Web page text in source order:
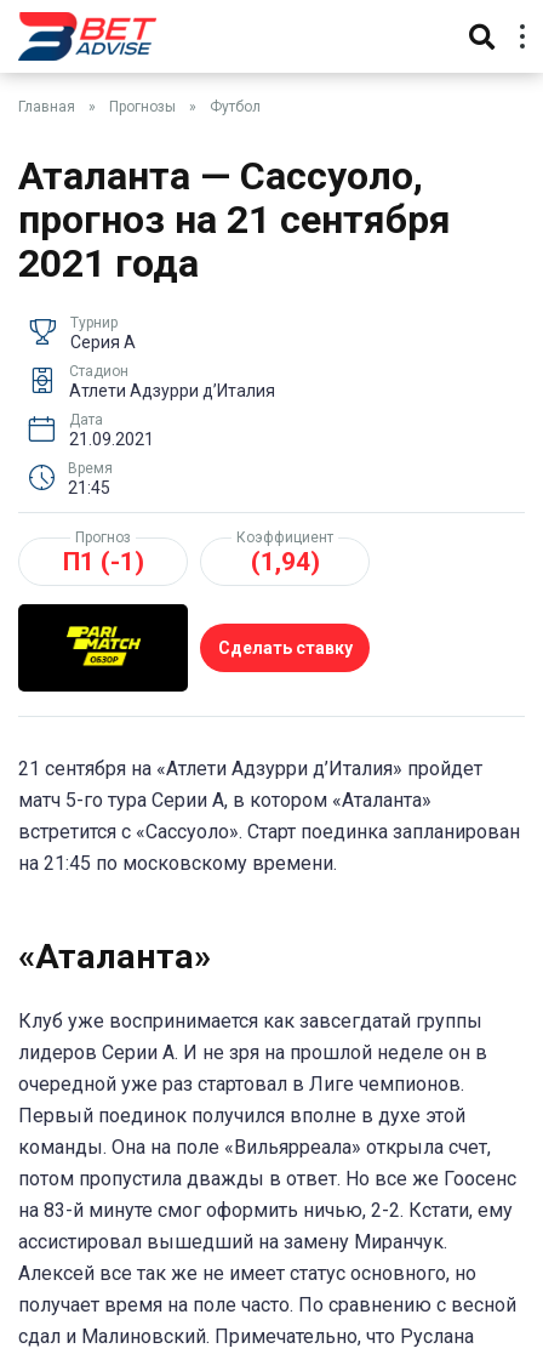
Главная » Прогнозы » Футбол
Аталанта — Сассуоло,
прогноз на 21 сентября
2021 года
Турнир
Серия А
Стадион
Атлети Адзурри д’Италия
Дата
21.09.2021
Время
21:45
Прогноз
П1 (-1)
Коэффициент
(1,94)
Сделать ставку
21 сентября на «Атлети Адзурри д’Италия» пройдет
матч 5-го тура Серии А, в котором «Аталанта»
встретится с «Сассуоло». Старт поединка запланирован
на 21:45 по московскому времени.
«Аталанта»
Клуб уже воспринимается как завсегдатай группы
лидеров Серии А. И не зря на прошлой неделе он в
очередной уже раз стартовал в Лиге чемпионов.
Первый поединок получился вполне в духе этой
команды. Она на поле «Вильярреала» открыла счет,
потом пропустила дважды в ответ. Но все же Гоосенс
на 83-й минуте смог оформить ничью, 2-2. Кстати, ему
ассистировал вышедший на замену Миранчук.
Алексей все так же не имеет статус основного, но
получает время на поле часто. По сравнению с весной
сдал и Малиновский. Примечательно, что Руслана